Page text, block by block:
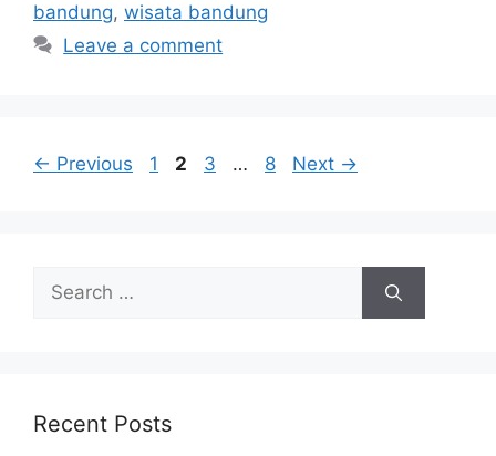
bandung, wisata bandung
Leave a comment
← Previous Page
1 Page
2 Page
3 … Page
8 Next →
Search
for:
Recent Posts